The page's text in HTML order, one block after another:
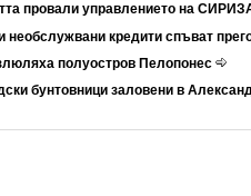
провали управлението на
необслужвани кредити спъват
полуостров Пелопонес
бунтовници заловени в